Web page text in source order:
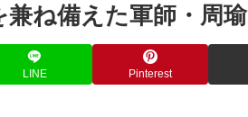
兼ね備えた軍師・周瑜
LINE Pinterest